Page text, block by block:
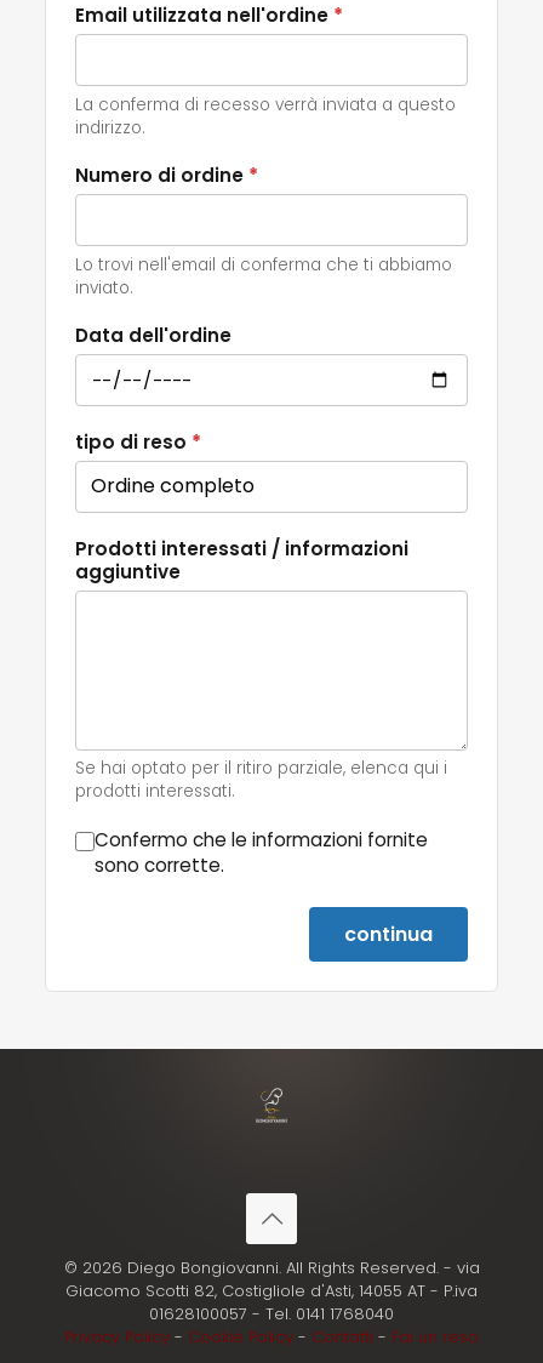
Email utilizzata nell'ordine *
La conferma di recesso verrà inviata a questo
indirizzo.
Numero di ordine *
Lo trovi nell'email di conferma che ti abbiamo
inviato.
Data dell'ordine
tipo di reso *
Prodotti interessati / informazioni
aggiuntive
Se hai optato per il ritiro parziale, elenca qui i
prodotti interessati.
Confermo che le informazioni fornite
sono corrette.
continua
© 2026 Diego Bongiovanni. All Rights Reserved. - via
Giacomo Scotti 82, Costigliole d'Asti, 14055 AT - P.iva
01628100057 - Tel. 0141 1768040
Privacy Policy - Cookie Policy - Contatti - Fai un reso